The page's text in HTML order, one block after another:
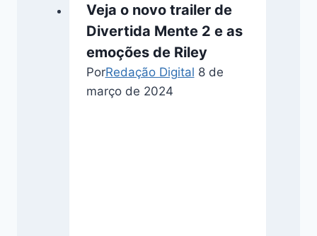
Veja o novo trailer de
Divertida Mente 2 e as
emoções de Riley
PorRedação Digital 8 de
março de 2024